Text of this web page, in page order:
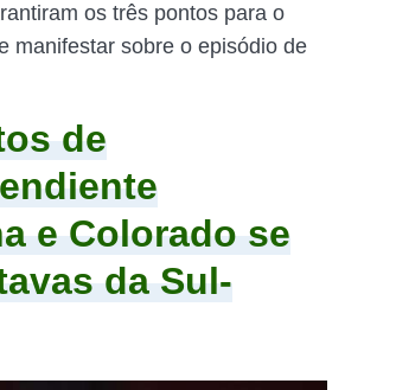
os três pontos para o
manifestar sobre o episódio de
de
e Colorado se
da Sul-